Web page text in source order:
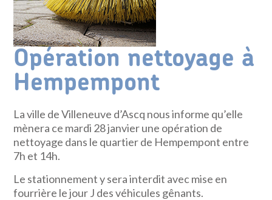
Opération nettoyage à
Hempempont
La ville de Villeneuve d’Ascq nous informe qu’elle
mènera ce mardi 28 janvier une opération de
nettoyage dans le quartier de Hempempont entre
7h et 14h.
Le stationnement y sera interdit avec mise en
fourrière le jour J des véhicules gênants.